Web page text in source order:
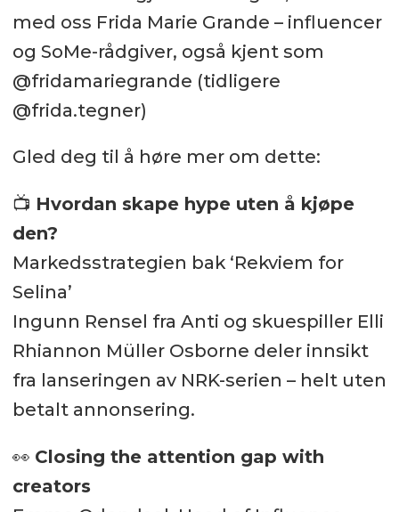
med oss Frida Marie Grande – influencer
og SoMe-rådgiver, også kjent som
@fridamariegrande (tidligere
@frida.tegner)
Gled deg til å høre mer om dette:
📺 Hvordan skape hype uten å kjøpe
den?
Markedsstrategien bak ‘Rekviem for
Selina’
Ingunn Rensel fra Anti og skuespiller Elli
Rhiannon Müller Osborne deler innsikt
fra lanseringen av NRK-serien – helt uten
betalt annonsering.
👀 Closing the attention gap with
creators